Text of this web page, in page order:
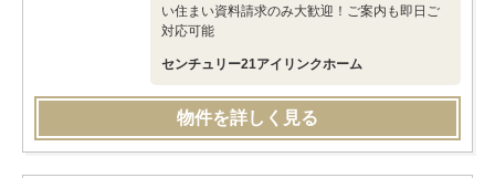
い住まい資料請求のみ大歓迎！ご案内も即日ご
対応可能
センチュリー21アイリンクホーム
物件を詳しく見る